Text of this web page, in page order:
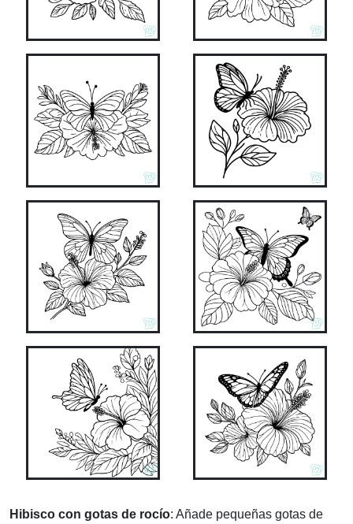
Hibisco con gotas de rocío: Añade pequeñas gotas de